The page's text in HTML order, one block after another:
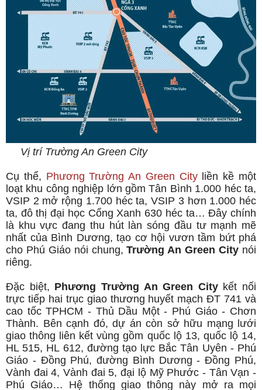
Vị trí Trường An Green City
Cụ thể, Phương Trường An Green Cityliền kề một
loạt khu công nghiệp lớn gồm Tân Bình 1.000 héc ta,
VSIP 2 mở rộng 1.700 héc ta, VSIP 3 hơn 1.000 héc
ta, đô thị đại học Cổng Xanh 630 héc ta… Đây chính
là khu vực đang thu hút làn sóng đầu tư mạnh mẽ
nhất của Bình Dương, tạo cơ hội vươn tầm bứt phá
cho Phú Giáo nói chung,Trường An Green City nói
riêng.
Đặc biệt, Phương Trường An Green Citykết nối
trực tiếp hai trục giao thương huyết mạch ĐT 741 và
cao tốc TPHCM - Thủ Dầu Một - Phú Giáo - Chơn
Thành. Bên cạnh đó, dự án còn sở hữu mạng lưới
giao thông liên kết vùng gồm quốc lộ 13, quốc lộ 14,
HL 515, HL 612, đường tạo lực Bắc Tân Uyên - Phú
Giáo - Đồng Phú, đường Bình Dương - Đồng Phú,
Vành đai 4, Vành đai 5, đại lộ Mỹ Phước - Tân Vạn -
Phú Giáo… Hệ thống giao thông này mở ra mọi